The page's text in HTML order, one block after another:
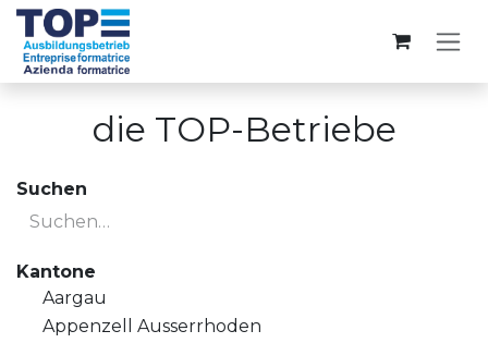
Zum Inhalt springen
die TOP-Betriebe
Suchen
Kantone
Aargau
Appenzell Ausserrhoden